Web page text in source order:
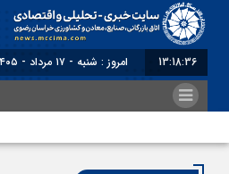
13:18:36 امروز : شنبه - ۱۷ مرداد - ۱۴۰۵